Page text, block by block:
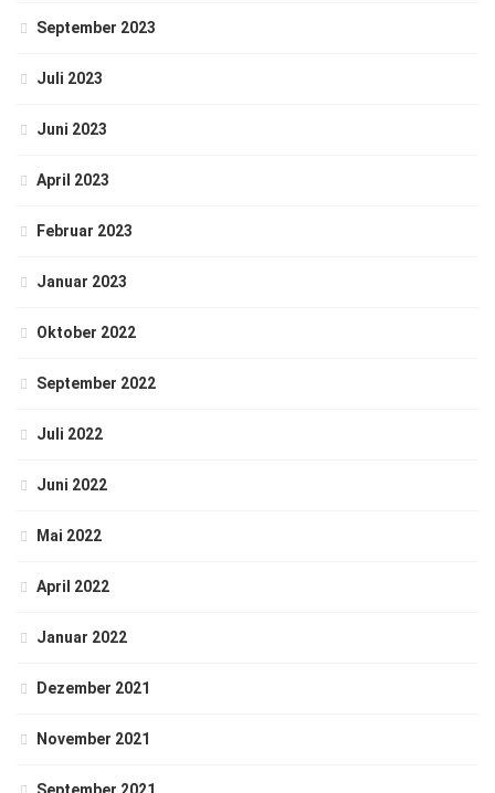
September 2023
Juli 2023
Juni 2023
April 2023
Februar 2023
Januar 2023
Oktober 2022
September 2022
Juli 2022
Juni 2022
Mai 2022
April 2022
Januar 2022
Dezember 2021
November 2021